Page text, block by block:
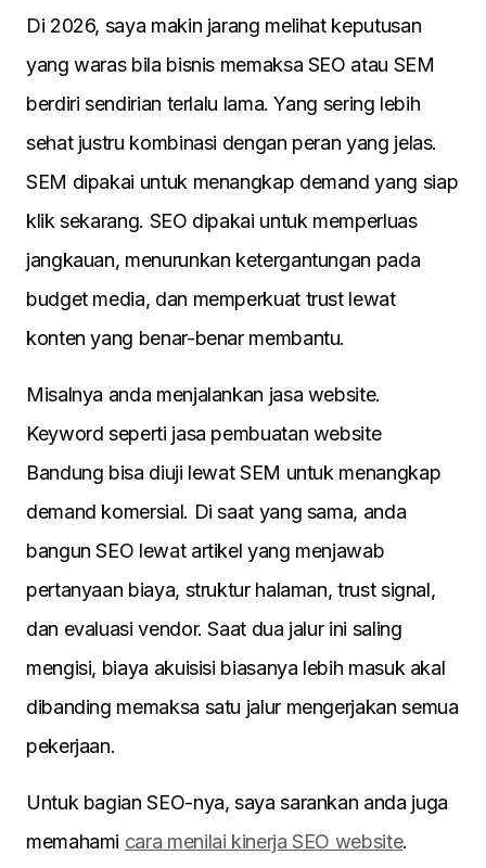
Di 2026, saya makin jarang melihat keputusan
yang waras bila bisnis memaksa SEO atau SEM
berdiri sendirian terlalu lama. Yang sering lebih
sehat justru kombinasi dengan peran yang jelas.
SEM dipakai untuk menangkap demand yang siap
klik sekarang. SEO dipakai untuk memperluas
jangkauan, menurunkan ketergantungan pada
budget media, dan memperkuat trust lewat
konten yang benar-benar membantu.
Misalnya anda menjalankan jasa website.
Keyword seperti jasa pembuatan website
Bandung bisa diuji lewat SEM untuk menangkap
demand komersial. Di saat yang sama, anda
bangun SEO lewat artikel yang menjawab
pertanyaan biaya, struktur halaman, trust signal,
dan evaluasi vendor. Saat dua jalur ini saling
mengisi, biaya akuisisi biasanya lebih masuk akal
dibanding memaksa satu jalur mengerjakan semua
pekerjaan.
Untuk bagian SEO-nya, saya sarankan anda juga
memahami cara menilai kinerja SEO website.